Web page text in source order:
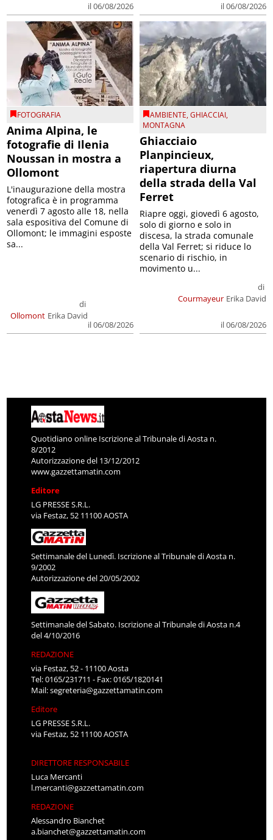
il 06/08/2026 il 06/08/2026
FOTOGRAFIA
Anima Alpina, le
fotografie di Ilenia
Noussan in mostra a
Ollomont
Ollomont
di
Erika David
il 06/08/2026
L'inaugurazione della mostra
fotografica è in programma
venerdì 7 agosto alle 18, nella
sala espositiva del Comune di
Ollomont; le immagini esposte
sa...
AMBIENTE,GHIACCIAI,
MONTAGNA
Ghiacciaio
Planpincieux,
riapertura diurna
della strada della Val
Ferret
Courmayeur
di
Erika David
il 06/08/2026
Riapre oggi, giovedì 6 agosto,
solo di giorno e solo in
discesa, la strada comunale
della Val Ferret; si riduce lo
scenario di rischio, in
movimento u...
Quotidiano online Iscrizione al Tribunale di Aosta n.
8/2012
Autorizzazione del 13/12/2012
www.gazzettamatin.com
Editore
LG PRESSE S.R.L.
via Festaz, 52 11100 AOSTA
Settimanale del Lunedì. Iscrizione al Tribunale di Aosta n.
9/2002
Autorizzazione del 20/05/2002
Settimanale del Sabato. Iscrizione al Tribunale di Aosta n.4
del 4/10/2016
REDAZIONE
via Festaz, 52 - 11100 Aosta
Tel: 0165/231711 - Fax: 0165/1820141
Mail:segreteria@gazzettamatin.com
Editore
LG PRESSE S.R.L.
via Festaz, 52 11100 AOSTA
DIRETTORE RESPONSABILE
Luca Mercanti
l.mercanti@gazzettamatin.com
REDAZIONE
Alessandro Bianchet
a.bianchet@gazzettamatin.com